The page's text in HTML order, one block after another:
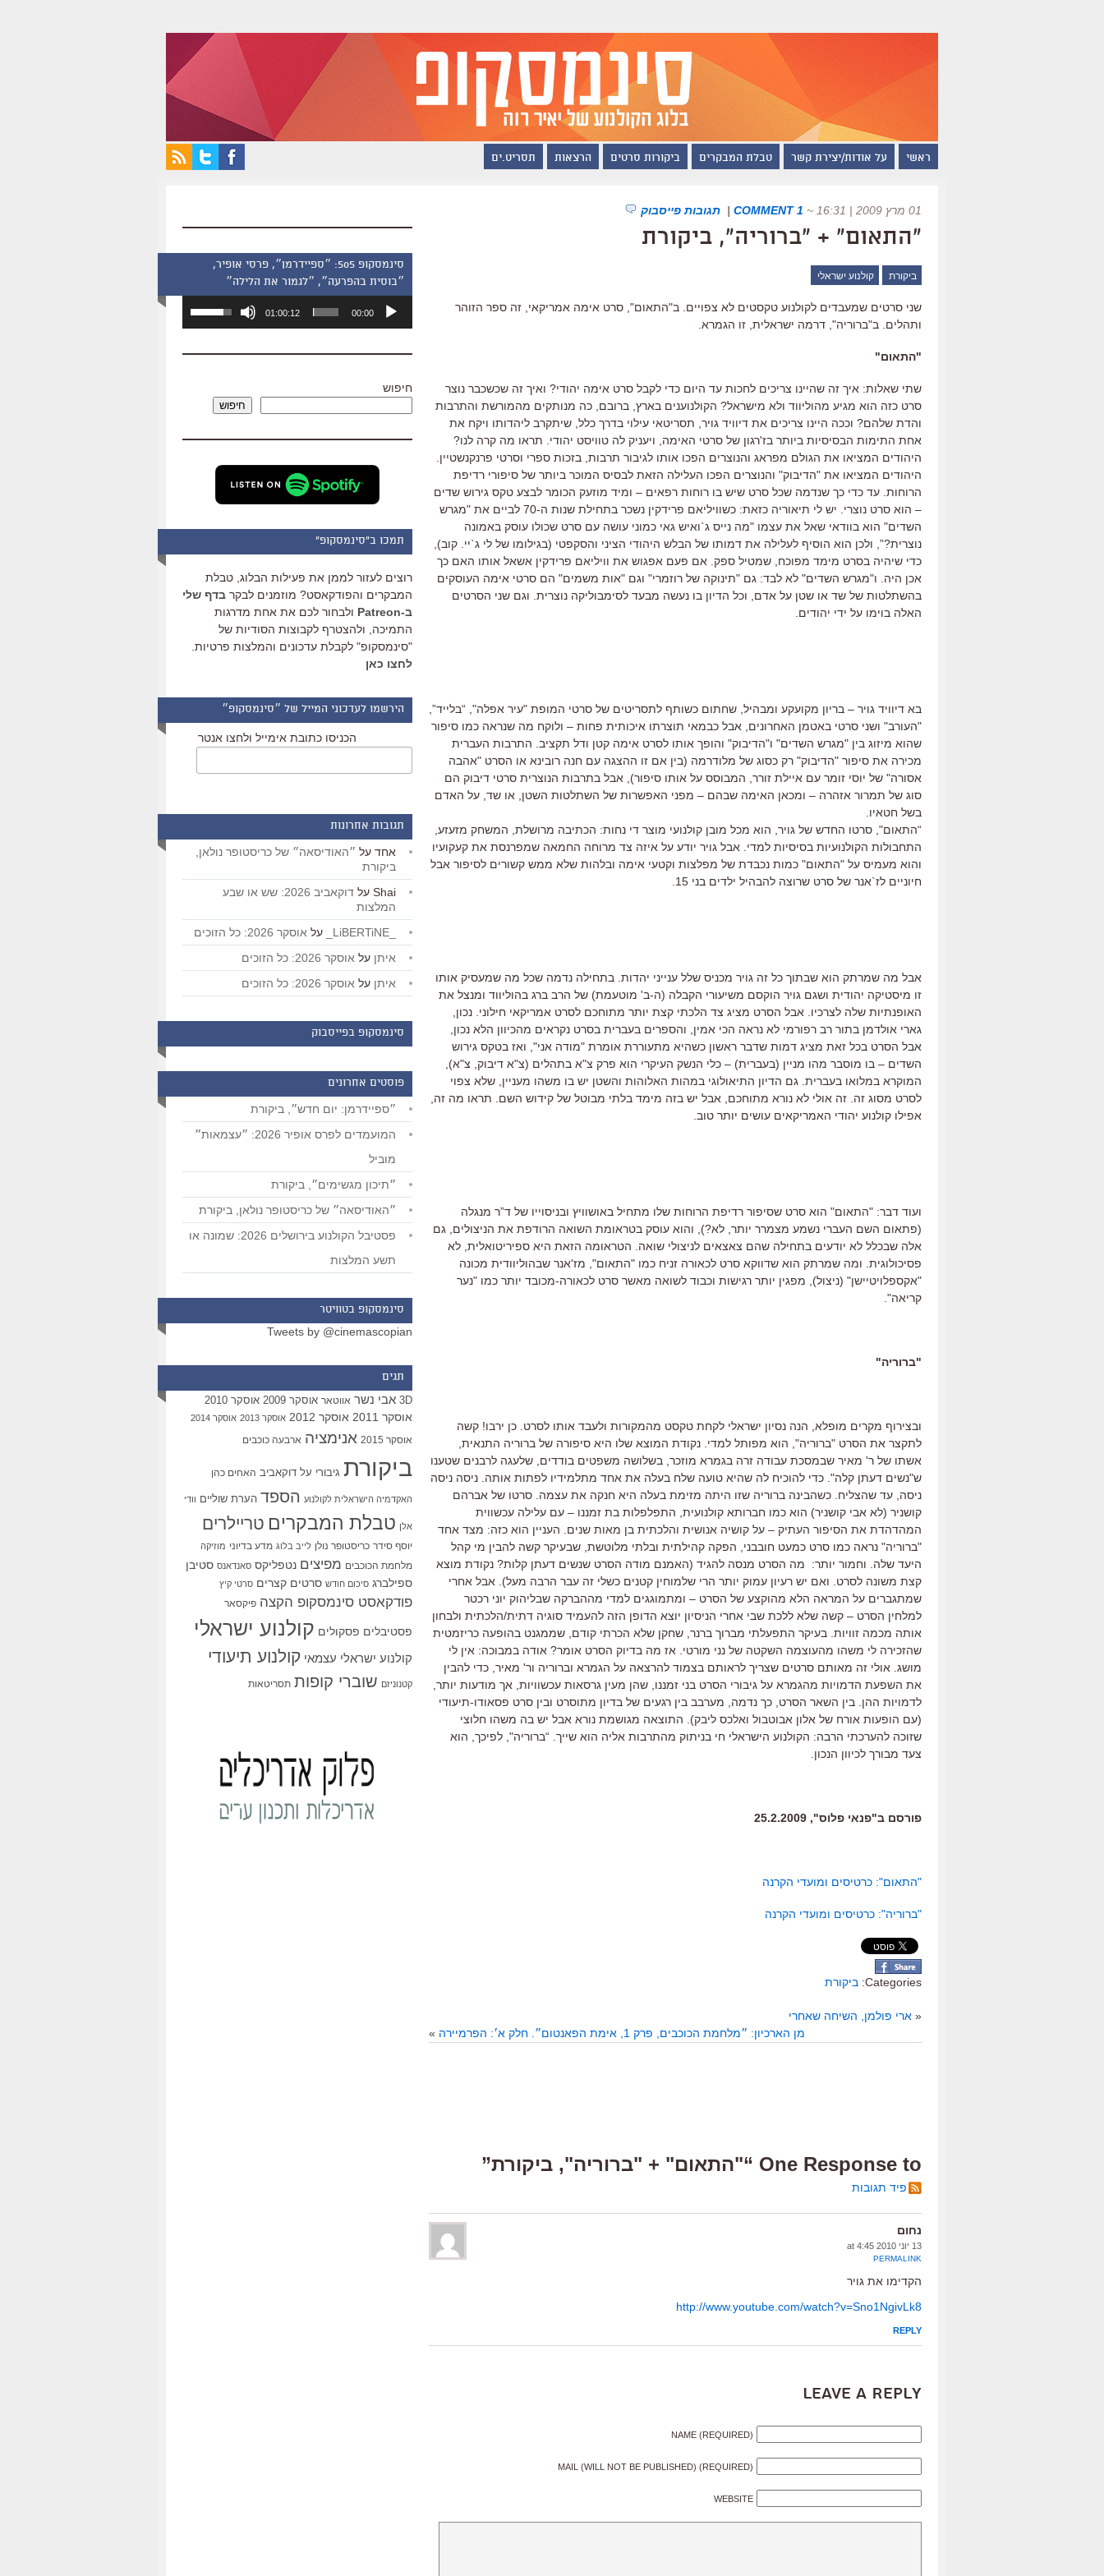
ראשי על אודות/יצירת קשר טבלת המבקרים ביקורות סרטים הרצאות תסריט.ים
01 מרץ 2009 | 16:31 ~
1 COMMENT
| תגובות פייסבוק
"התאום" + "ברוריה", ביקורת
ביקורת קולנוע ישראלי
שני סרטים שמעבדים לקולנוע טקסטים לא צפויים. ב"התאום", סרט אימה אמריקאי, זה ספר הזוהר
ותהלים. ב"ברוריה", דרמה ישראלית, זו הגמרא.
"התאום"
שתי שאלות: איך זה שהיינו צריכים לחכות עד היום כדי לקבל סרט אימה יהודי? ואיך זה שכשכבר נוצר
סרט כזה הוא מגיע מהוליווד ולא מישראל? הקולנוענים בארץ, ברובם, כה מנותקים מהמורשת והתרבות
והדת שלהם? וככה היינו צריכים את דיוויד גויר, תסריטאי עילוי בדרך כלל, שיתקרב ליהדותו ויקח את
אחת התימות הבסיסיות ביותר בז'רגון של סרטי האימה, ויעניק לה טוויסט יהודי. תראו מה קרה לנו?
היהודים המציאו את הגולם מפראג והנוצרים הפכו אותו לגיבור תרבות, בזכות ספרי וסרטי פרנקנשטיין.
היהודים המציאו את "הדיבוק" והנוצרים הפכו העלילה הזאת לבסיס המוכר ביותר של סיפורי רדיפת
הרוחות. עד כדי כך שנדמה שכל סרט שיש בו רוחות רפאים – ומיד מוזעק הכומר לבצע טקס גירוש שדים
– הוא סרט נוצרי. יש לי תיאוריה כזאת: כשוויליאם פרידקין נשכר בתחילת שנות ה-70 לביים את "מגרש
השדים" הוא בוודאי שאל את עצמו "מה נייס ג`ואיש גאי כמוני עושה עם סרט שכולו עוסק באמונה
נוצרית?”, ולכן הוא הוסיף לעלילה את דמותו של הבלש היהודי הציני והסקפטי (בגילומו של לי ג`יי. קוב),
כדי שיהיה בסרט מימד מפוכח, שמטיל ספק. אם פעם אפגוש את וויליאם פרידקין אשאל אותו האם כך
אכן היה. ו"מגרש השדים" לא לבד: גם "תינוקה של רוזמרי" וגם "אות משמים" הם סרטי אימה העוסקים
בהשתלטות של שד או שטן על אדם, וכל הדיון בו נעשה מבעד לסימבוליקה נוצרית. וגם שני הסרטים
האלה בוימו על ידי יהודים.
בא דיוויד גויר – בריון מקועקע ומבהיל, שחתום כשותף לתסריטים של סרטי המופת "עיר אפלה", “בלייד”,
"העורב" ושני סרטי באטמן האחרונים, אבל כבמאי תוצרתו איכותית פחות – ולוקח מה שנראה כמו סיפור
שהוא מיזוג בין "מגרש השדים" ו"הדיבוק" והופך אותו לסרט אימה קטן ודל תקציב. התרבות העברית
מכירה את סיפור "הדיבוק" רק כסוג של מלודרמה (בין אם זו ההצגה עם חנה רובינא או הסרט "אהבה
אסורה" של יוסי זומר עם איילת זורר, המבוסס על אותו סיפור), אבל בתרבות הנוצרית סרטי דיבוק הם
סוג של תמרור אזהרה – ומכאן האימה שבהם – מפני האפשרות של השתלטות השטן, או שד, על האדם
בשל חטאיו.
“התאום", סרטו החדש של גויר, הוא מכל מובן קולנועי מוצר די נחות: הכתיבה מרושלת, המשחק מזעזע,
התחבולות הקולנועיות בסיסיות למדי. אבל גויר יודע על איזה צד מרוחה החמאה שמפרנסת את קעקועיו
והוא מעמיס על "התאום" כמות נכבדת של מפלצות וקטעי אימה ובלהות שלא ממש קשורים לסיפור אבל
חיוניים לז`אנר של סרט שרוצה להבהיל ילדים בני 15.
אבל מה שמרתק הוא שבתוך כל זה גויר מכניס שלל ענייני יהדות. בתחילה נדמה שכל מה שמעסיק אותו
זו מיסטיקה יהודית ושגם גויר הוקסם משיעורי הקבלה (ה-ב' מוטעמת) של הרב ברג בהוליווד ומנצל את
האופנתיות שלה לצרכיו. אבל הסרט מציג צד הלכתי קצת יותר מתוחכם לסרט אמריקאי חילוני. נכון,
גארי אולדמן בתור רב רפורמי לא נראה הכי אמין, והספרים בעברית בסרט נקראים מהכיוון הלא נכון,
אבל הסרט בכל זאת מציג דמות שדבר ראשון כשהיא מתעוררת אומרת "מודה אני", ואז בטקס גירוש
השדים – בו מוסבר מהו מניין (בעברית) – כלי הנשק העיקרי הוא פרק צ"א בתהלים (צ"א דיבוק, צ"א),
המוקרא במלואו בעברית. גם הדיון התיאולוגי במהות האלוהות והשטן יש בו משהו מעניין, שלא צפוי
לסרט מסוג זה. זה אולי לא נורא מתוחכם, אבל יש בזה מימד בלתי מבוטל של קידוש השם. תראו מה זה,
אפילו קולנוע יהודי האמריקאים עושים יותר טוב.
ועוד דבר: "התאום" הוא סרט שסיפור רדיפת הרוחות שלו מתחיל באושוויץ ובניסוייו של ד”ר מנגלה
(פתאום השם העברי נשמע מצמרר יותר, לא?), והוא עוסק בטראומת השואה הרודפת את הניצולים, גם
אלה שבכלל לא יודעים בתחילה שהם צאצאים לניצולי שואה. הטראומה הזאת היא ספיריטואלית, לא
פסיכולוגית. ומה שמרתק הוא שדווקא סרט לכאורה זניח כמו "התאום", מז'אנר שבהוליוודית מכונה
"אקספלויטיישן" (ניצול), מפגין יותר רגישות וכבוד לשואה מאשר סרט לכאורה-מכובד יותר כמו "נער
קריאה".
"ברוריה"
ובצירוף מקרים מופלא, הנה נסיון ישראלי לקחת טקסט מהמקורות ולעבד אותו לסרט. כן ירבו! קשה
לתקצר את הסרט "ברוריה", הוא מפותל למדי. נקודת המוצא שלו היא סיפורה של ברוריה התנאית,
אשתו של ר' מאיר שבמסכת עבודה זרה בגמרא מוזכר, בשלושה משפטים בודדים, שלעגה לרבנים שטענו
ש"נשים דעתן קלה". כדי להוכיח לה שהיא טועה שלח בעלה את אחד מתלמידיו לפתות אותה. ניסה ניסה
ניסה, עד שהצליח. כשהבינה ברוריה שזו היתה מזימת בעלה היא חנקה את עצמה. סרטו של אברהם
קושניר (לא אבי קושניר) הוא כמו חברותא קולנועית, התפלפלות בת זמננו – עם עלילה עכשווית
המהדהדת את הסיפור העתיק – על קושיה אנושית והלכתית בן מאות שנים. העניין הוא כזה: מצד אחד
"ברוריה" נראה כמו סרט כמעט חובבני, הפקה קהילתית ובלתי מלוטשת, שבעיקר קשה להבין מי קהל
היעד שלה. וחמור יותר: מה הסרט מנסה להגיד (האמנם מודה הסרט שנשים דעתן קלות? נקודת מוצא
קצת משונה לסרט. ואם יש רעיון עמוק יותר הרי שלמוחין קטנים כשלי זה עבר הרבה מעל). אבל אחרי
שמתגברים על המראה הלא מהוקצע של הסרט – ומתמוגגים למדי מההברקה שבליהוק יוני רכטר
למלחין הסרט – קשה שלא ללכת שבי אחרי הניסיון יוצא הדופן הזה להעמיד סוגיה דתית/הלכתית ולבחון
אותה מכמה זוויות. בעיקר התפעלתי מברוך ברנר, שחקן שלא הכרתי קודם, שממגנט בהופעה כריזמטית
שהזכירה לי משהו מהעוצמה השקטה של נני מורטי. אז מה בדיוק הסרט אומר? אודה במבוכה: אין לי
מושג. אולי זה מאותם סרטים שצריך לראותם בצמוד להרצאה על הגמרא וברוריה ור' מאיר, כדי להבין
את השפעת הדמויות מהגמרא על גיבורי הסרט בני זמננו, שהן מעין גרסאות עכשוויות, אך מודעות יותר,
לדמויות ההן. בין השאר הסרט, כך נדמה, מערבב בין רגעים של בדיון מתוסרט ובין סרט פסאודו-תיעודי
(עם הופעות אורח של אלון אבוטבול ואלכס ליבק). התוצאה מגושמת נורא אבל יש בה משהו חלוצי
שזוכה להערכתי הרבה: הקולנוע הישראלי חי בניתוק מהתרבות אליה הוא שייך. “ברוריה", לפיכך, הוא
צעד מבורך לכיוון הנכון.
פורסם ב"פנאי פלוס", 25.2.2009
"התאום": כרטיסים ומועדי הקרנה
"ברוריה": כרטיסים ומועדי הקרנה
Categories: ביקורת
« ארי פולמן, השיחה שאחרי
מן הארכיון: ״מלחמת הכוכבים, פרק 1, אימת הפאנטום״. חלק א׳: הפרמיירה
»
One Response to “"התאום" + "ברוריה", ביקורת”
פיד תגובות
נחום
13 יוני 2010 at 4:45
PERMALINK
הקדימו את גויר
http://www.youtube.com/watch?v=Sno1NgivLk8
REPLY
Leave a Reply
NAME (REQUIRED)
MAIL (WILL NOT BE PUBLISHED) (REQUIRED)
WEBSITE
סינמסקופ 505: ״ספיידרמן״, פרסי אופיר,
״בוסית בהפרעה״, ״לגמור את הלילה״
אודיו
00:00
01:00:12
השתמש
כדי
שמע.
חיפוש
חיפוש
תמכו ב"סינמסקופ"
רוצים לעזור לממן את פעילות הבלוג, טבלת
המבקרים והפודקאסט? מוזמנים לבקר בדף שלי
ב-Patreon
ולבחור לכם את אחת מדרגות
התמיכה, ולהצטרף לקבוצות הסודיות של
"סינמסקופ" לקבלת עדכונים והמלצות פרטיות.
לחצו כאן
הירשמו לעדכוני המייל של ״סינמסקופ״
הכניסו כתובת אימייל ולחצו אנטר
תגובות אחרונות
אחד על ״האודיסאה״ של כריסטופר נולאן,
ביקורת
Shai על
דוקאביב 2026: שש או שבע
המלצות
על אוסקר 2026: כל הזוכים
איתן על אוסקר 2026: כל הזוכים
איתן על אוסקר 2026: כל הזוכים
סינמסקופ בפייסבוק
פוסטים אחרונים
״ספיידרמן: יום חדש״, ביקורת
המועמדים לפרס אופיר 2026: ״עצמאות״
מוביל
״תיכון מגשימים״, ביקורת
״האודיסאה״ של כריסטופר נולאן, ביקורת
פסטיבל הקולנוע בירושלים 2026: שמונה או
תשע המלצות
סינמסקופ בטוויטר
Tweets by @cinemascopian
תגים
3D אבי נשר אווטאר אוסקר 2009 אוסקר 2010
אוסקר 2011 אוסקר 2012 אוסקר 2013 אוסקר 2014
אוסקר 2015 אנימציה ארבעה כוכבים
ביקורת גיבורי על דוקאביב האחים כהן
האקדמיה הישראלית לקולנוע הספד הערת שוליים וודי
אלן טבלת המבקרים טריילרים
יוסף סידר כריסטופר נולן לייב בלוג מדע בדיוני מוזיקה
מלחמת הכוכבים מפיצים נטפליקס סאנדאנס סטיבן
ספילברג סיכום חודש סרטים קצרים סרטי קיץ
פודקאסט סינמסקופ הקצה פיקסאר
פסטיבלים פסקולים קולנוע ישראלי
קולנוע ישראלי עצמאי קולנוע תיעודי
קטנוניזם שוברי קופות תסריטאות